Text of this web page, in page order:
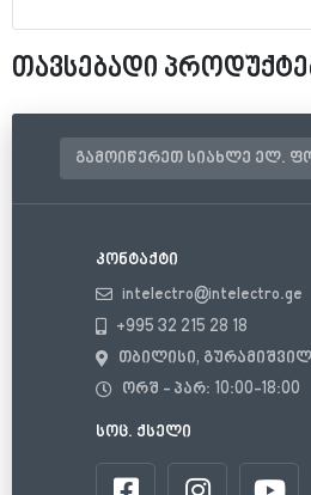
თავსებადი
კონტაქტი
intelectro@intelectro.ge
+995 32 215 28 18
თბილისი,
ორშ - პარ: 10:00-18:00
სოც. ქსელი